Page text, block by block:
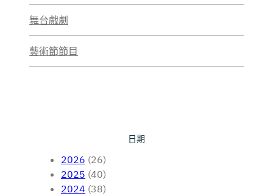
舞台戲劇
藝術節節目
日期
2026 (26)
2025 (40)
2024 (38)